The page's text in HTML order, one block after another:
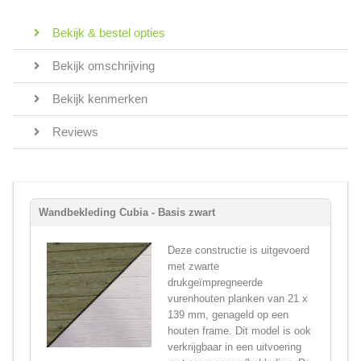
Bekijk & bestel opties
Bekijk omschrijving
Bekijk kenmerken
Reviews
Wandbekleding Cubia - Basis zwart
Deze constructie is uitgevoerd
met zwarte
drukgeïmpregneerde
vurenhouten planken van 21 x
139 mm, genageld op een
houten frame. Dit model is ook
verkrijgbaar in een uitvoering